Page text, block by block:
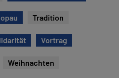
Tradition
Vortrag
Weihnachten